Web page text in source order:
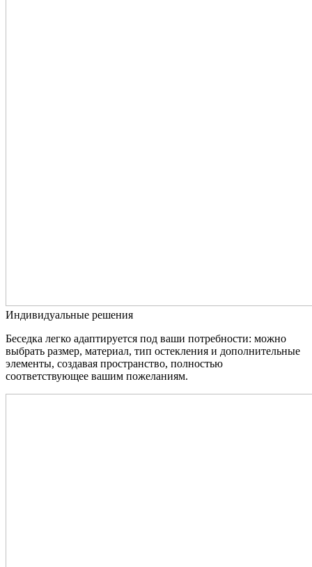
Индивидуальные решения
Беседка легко адаптируется под ваши потребности: можно
выбрать размер, материал, тип остекления и дополнительные
элементы, создавая пространство, полностью
соответствующее вашим пожеланиям.